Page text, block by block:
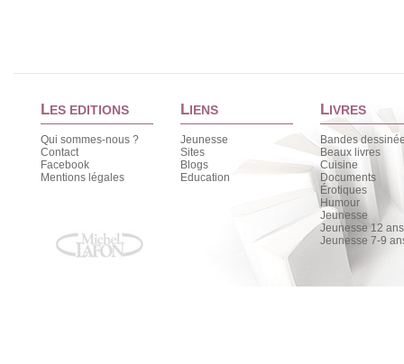
LES EDITIONS
Qui sommes-nous ?
Contact
Facebook
Mentions légales
LIENS
Jeunesse
Sites
Blogs
Education
LIVRES
Bandes
Beaux livres
Cuisine
Documents
Érotiques
Humour
Jeunesse
Jeunesse 12
Jeunesse 7-9